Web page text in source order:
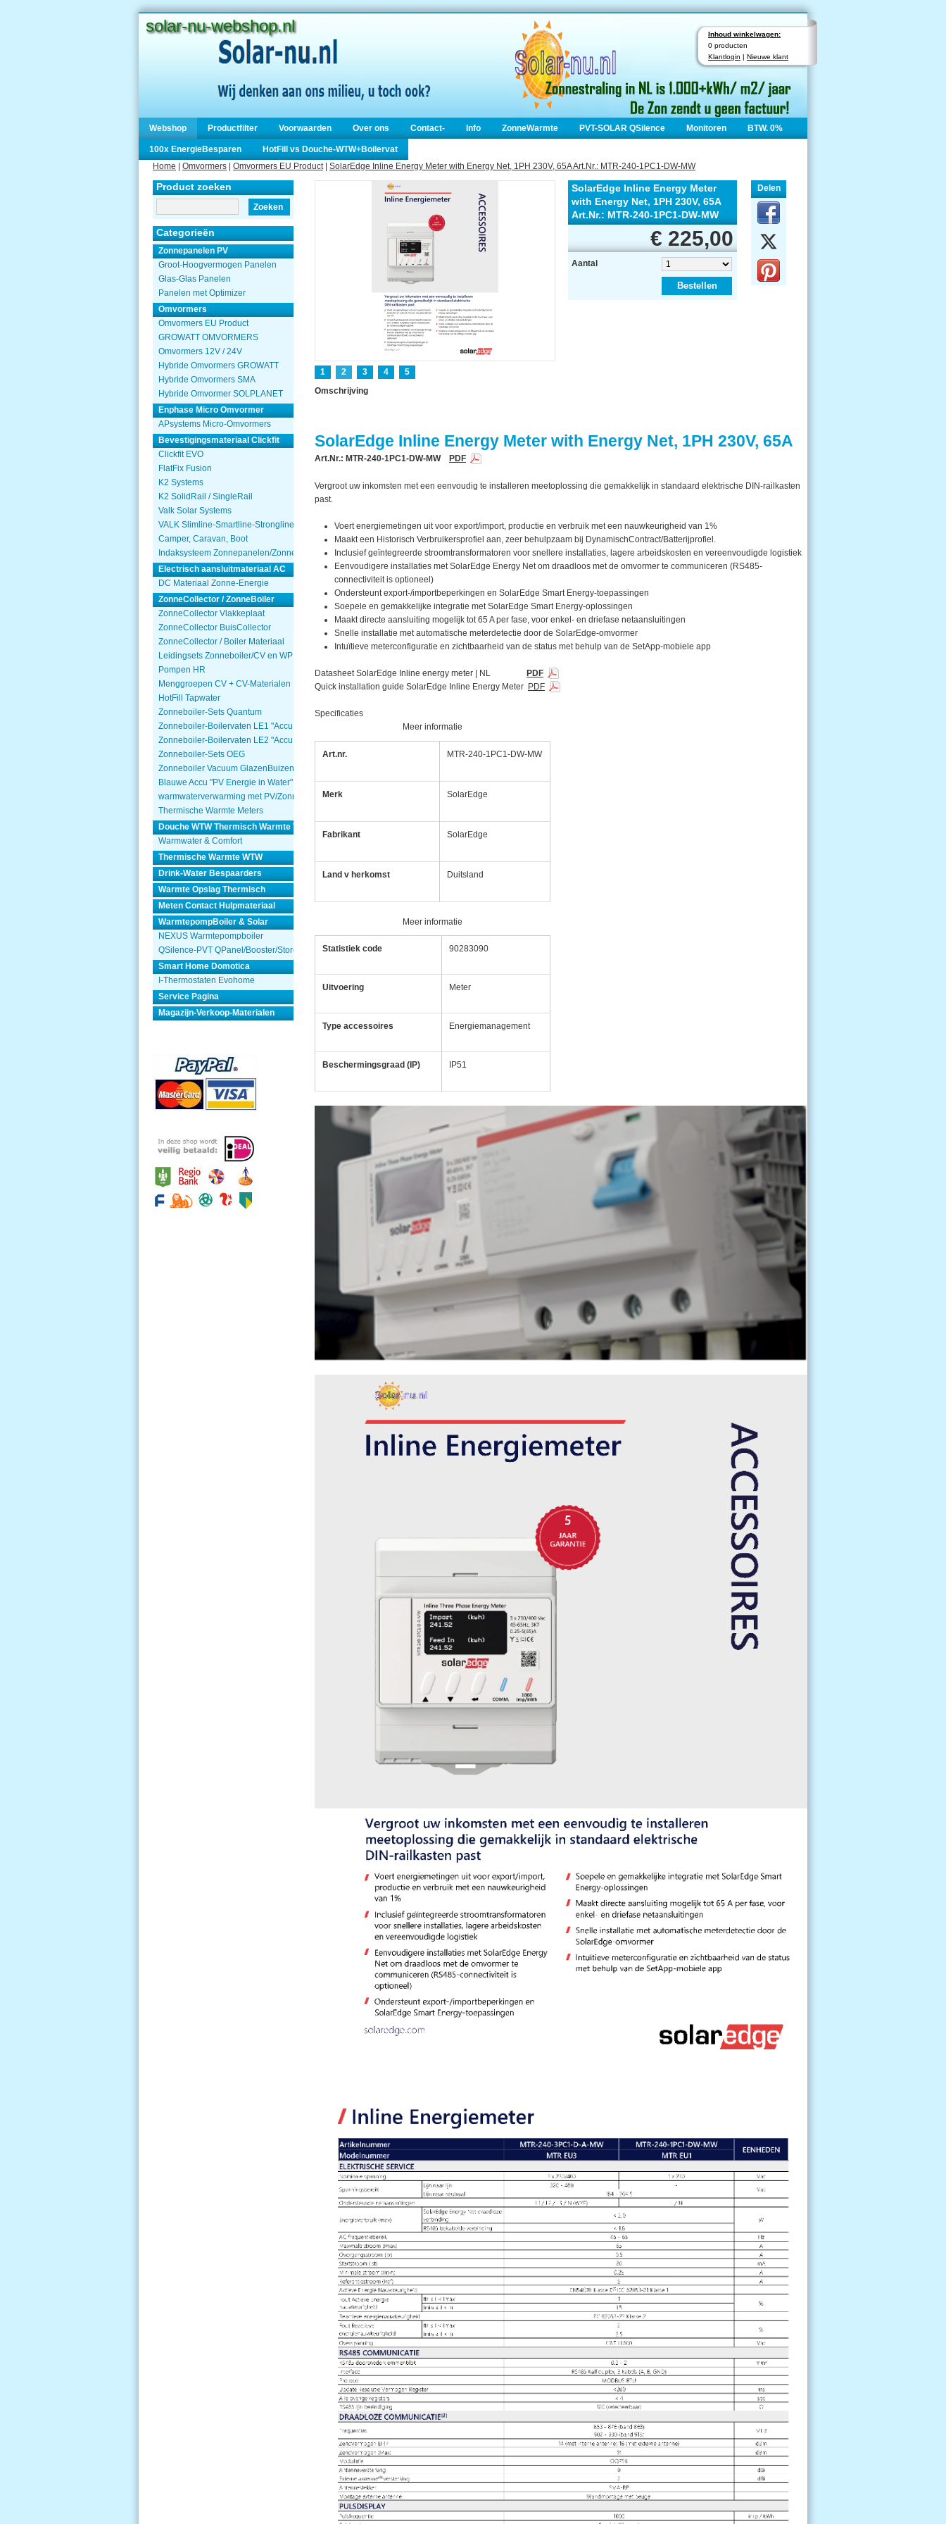
Inhoud winkelwagen:
0 producten
Klantlogin | Nieuwe klant
solar-nu-webshop.nl
Webshop Productfilter Voorwaarden Over ons Contact- Info ZonneWarmte PVT-SOLAR QSilence Monitoren BTW. 0%
100x EnergieBesparen
HotFill vs Douche-WTW+Boilervat
Home
Omvormers Omvormers EU Product| SolarEdge Inline Energy Meter with Energy Net, 1PH 230V, 65A Art.Nr.: MTR-240-1PC1-DW-MW
Product zoeken
Zoeken
Categorieën
Zonnepanelen PV
Groot-Hoogvermogen Panelen
Glas-Glas Panelen
Panelen met Optimizer
Omvormers
Omvormers EU Product
GROWATT OMVORMERS
Omvormers 12V / 24V
Hybride Omvormers GROWATT
Hybride Omvormers SMA
Hybride Omvormer SOLPLANET
Enphase Micro Omvormer
APsystems Micro-Omvormers
Bevestigingsmateriaal Clickfit
Clickfit EVO
FlatFix Fusion
K2 Systems
K2 SolidRail / SingleRail
Valk Solar Systems
VALK Slimline-Smartline-Strongline
Camper, Caravan, Boot
Indaksysteem Zonnepanelen/Zonnecollector
Electrisch aansluitmateriaal AC
DC Materiaal Zonne-Energie
ZonneCollector / ZonneBoiler
ZonneCollector Vlakkeplaat
ZonneCollector BuisCollector
ZonneCollector / Boiler Materiaal
Leidingsets Zonneboiler/CV en WP
Pompen HR
Menggroepen CV + CV-Materialen
HotFill Tapwater
Zonneboiler-Sets Quantum
Zonneboiler-Boilervaten LE1 "Accu Woning Watmte"
Zonneboiler-Boilervaten LE2 "Accu Woning Watmte"
Zonneboiler-Sets OEG
Zonneboiler Vacuum GlazenBuizen
Blauwe Accu "PV Energie in Water"
warmwaterverwarming met PV/Zonnepanelen
Thermische Warmte Meters
Douche WTW Thermisch Warmte Terugwinnen
Warmwater & Comfort
Thermische Warmte WTW
Drink-Water Bespaarders
Warmte Opslag Thermisch
Meten Contact Hulpmateriaal
WarmtepompBoiler & Solar
NEXUS Warmtepompboiler
QSilence-PVT QPanel/Booster/Store
Smart Home Domotica
I-Thermostaten Evohome
Service Pagina
Magazijn-Verkoop-Materialen
1 2 3 4 5
SolarEdge Inline Energy Meter
with Energy Net, 1PH 230V, 65A
Art.Nr.: MTR-240-1PC1-DW-MW
€ 225,00
Aantal
Bestellen
Delen
Omschrijving
SolarEdge Inline Energy Meter with Energy Net, 1PH 230V, 65A
Art.Nr.: MTR-240-1PC1-DW-MW PDF
Vergroot uw inkomsten met een eenvoudig te installeren meetoplossing die gemakkelijk in standaard elektrische DIN-railkasten
past.
Voert energiemetingen uit voor export/import, productie en verbruik met een nauwkeurigheid van 1%
Maakt een Historisch Verbruikersprofiel aan, zeer behulpzaam bij DynamischContract/Batterijprofiel.
Inclusief geïntegreerde stroomtransformatoren voor snellere installaties, lagere arbeidskosten en vereenvoudigde logistiek
Eenvoudigere installaties met SolarEdge Energy Net om draadloos met de omvormer te communiceren (RS485-
connectiviteit is optioneel)
Ondersteunt export-/importbeperkingen en SolarEdge Smart Energy-toepassingen
Soepele en gemakkelijke integratie met SolarEdge Smart Energy-oplossingen
Maakt directe aansluiting mogelijk tot 65 A per fase, voor enkel- en driefase netaansluitingen
Snelle installatie met automatische meterdetectie door de SolarEdge-omvormer
Intuïtieve meterconfiguratie en zichtbaarheid van de status met behulp van de SetApp-mobiele app
Datasheet SolarEdge Inline energy meter | NL
PDF
Quick installation guide SolarEdge Inline Energy Meter PDF
Specificaties
Meer informatie
Art.nr. MTR-240-1PC1-DW-MW
Merk SolarEdge
Fabrikant SolarEdge
Land v herkomst Duitsland
Meer informatie
Statistiek code 90283090
Uitvoering Meter
Type accessoires Energiemanagement
Beschermingsgraad (IP) IP51